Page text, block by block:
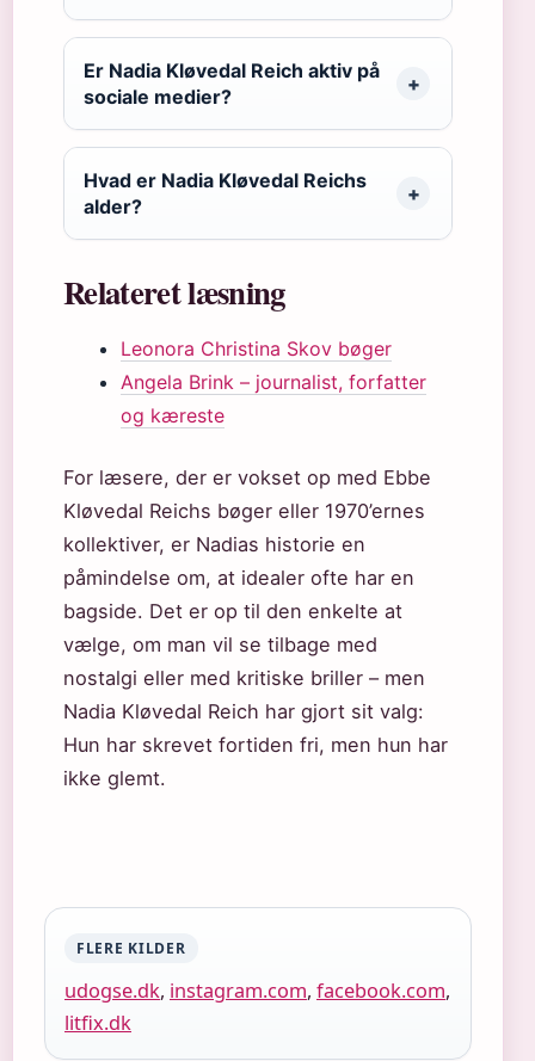
Er Nadia Kløvedal Reich aktiv på
sociale medier?
Hvad er Nadia Kløvedal Reichs
alder?
Relateret læsning
Leonora Christina Skov bøger
Angela Brink – journalist, forfatter
og kæreste
For læsere, der er vokset op med Ebbe
Kløvedal Reichs bøger eller 1970’ernes
kollektiver, er Nadias historie en
påmindelse om, at idealer ofte har en
bagside. Det er op til den enkelte at
vælge, om man vil se tilbage med
nostalgi eller med kritiske briller – men
Nadia Kløvedal Reich har gjort sit valg:
Hun har skrevet fortiden fri, men hun har
ikke glemt.
FLERE KILDER
udogse.dk, instagram.com, facebook.com,
litfix.dk